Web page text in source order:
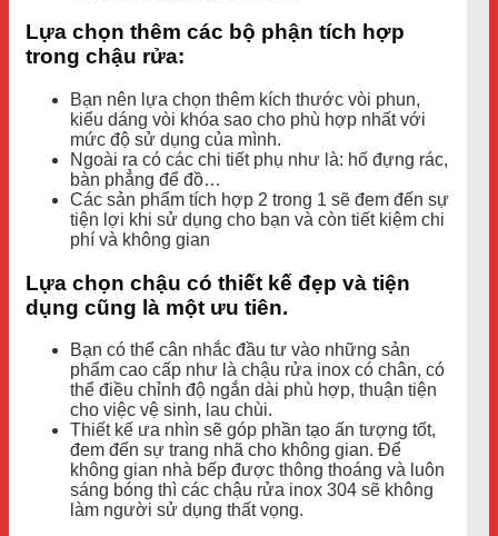
Lựa chọn thêm các bộ phận tích hợp
trong chậu rửa:
Bạn nên lựa chọn thêm kích thước vòi phun,
kiểu dáng vòi khóa sao cho phù hợp nhất với
mức độ sử dụng của mình.
Ngoài ra có các chi tiết phụ như là: hố đựng rác,
bàn phẳng để đồ…
Các sản phẩm tích hợp 2 trong 1 sẽ đem đến sự
tiện lợi khi sử dụng cho bạn và còn tiết kiệm chi
phí và không gian
Lựa chọn chậu có thiết kế đẹp và tiện
dụng cũng là một ưu tiên.
Bạn có thể cân nhắc đầu tư vào những sản
phẩm cao cấp như là chậu rửa inox có chân, có
thể điều chỉnh độ ngắn dài phù hợp, thuận tiện
cho việc vệ sinh, lau chùi.
Thiết kế ưa nhìn sẽ góp phần tạo ấn tượng tốt,
đem đến sự trang nhã cho không gian. Để
không gian nhà bếp được thông thoáng và luôn
sáng bóng thì các chậu rửa inox 304 sẽ không
làm người sử dụng thất vọng.